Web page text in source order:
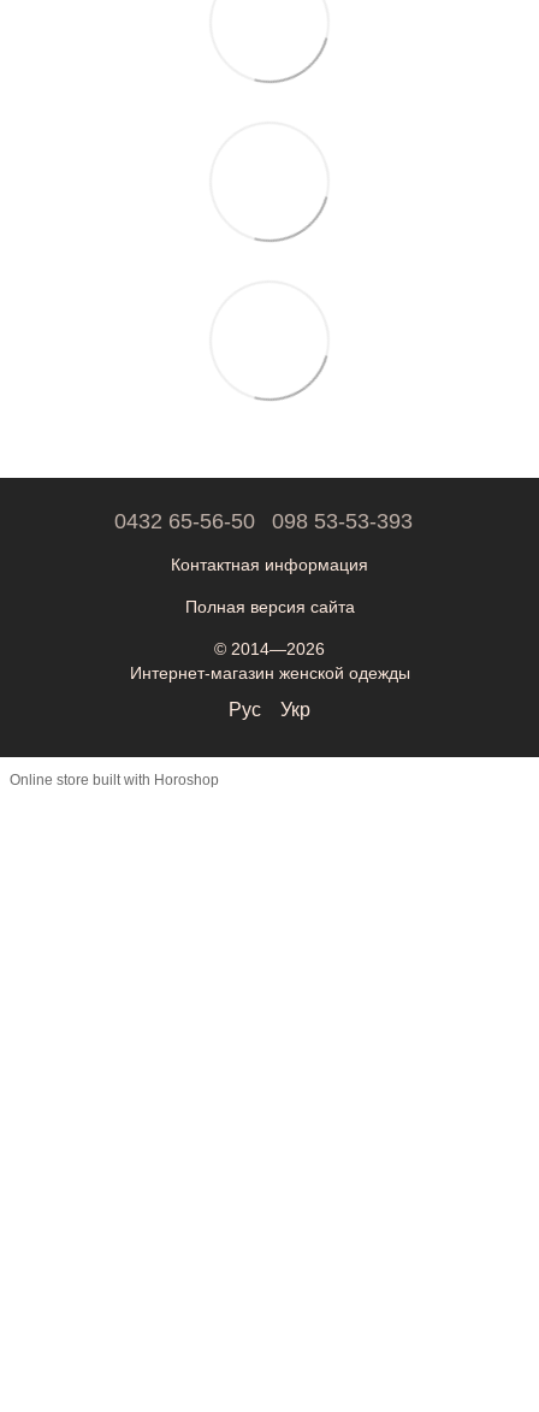
0432 65-56-50 098 53-53-393
Контактная информация
Полная версия сайта
© 2014—2026
Интернет-магазин женской одежды
Рус Укр
Online store built with Horoshop